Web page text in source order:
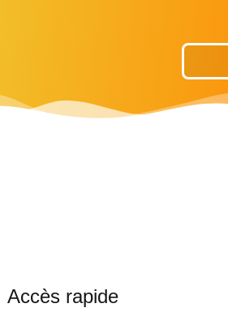
Accès rapide